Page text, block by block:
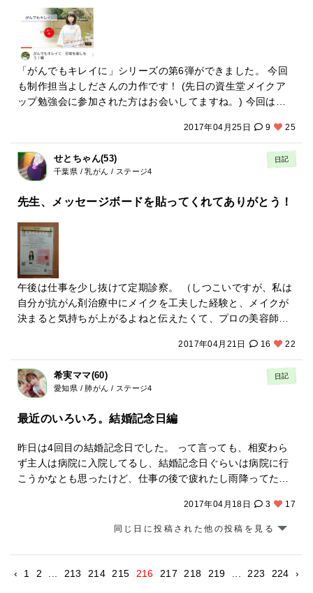
いいたします(^^)
「がんでもキレイに」シリーズの第6弾ができました。 今回
も制作担当よしださんの力作です！ (先日の資生堂メイクア
ップ勉強会に参加された方はお会いしてますね。) 今回は、
のかりんとうさんに、BGMも提供してもらいました。 かりん
ていたとのことで、「そんな方々が観て、元気になれるプロ
ジェクトがあるなら、ぜひに！」とのことでご快諾頂きまし
た。 今回の内容は、こんな感じです。 がんでもオシャレして
お出かけしたり、 がんでも元気に働けるし、 がんでもカフェ
でホッとするランチのひとときを楽しめる。 がんだから動け
ない訳じゃなくて、 治療の時以外はいつもの生活を楽しめ
る。 がんは楽じゃないけど、自分の体の一部で長く付き合っ
ていくもの。 さぁ、日常を楽しもう！ 動画「がんでもキレイ
に」～日常を楽しもう！編～ は、こちらから。 https://yout
u.be/j-c0lkMffDE BGM：かりんとう(アコースティックギタ
ーデュオ)「光」 http://karinto-guitarduo.com/ カメラ&制
http://blogs.makusta.com/ladybird/ 出演：瀬戸川加代(乳
がんステージ4)&娘 ※「がんでもキレイに」は、去年の秋
に、私が呼びかけたプロジェクト。 抗がん剤治療や病気によ
な？」「同じことで悩む仲間に伝えられないかな？」と考え
「メイクやウィッグ選びに、こんな方法があるよ」と提案で
きればいいなと思って、試行錯誤しながら、企画していま
す。 そんな企画に、プロの美容師たちとプロのカメラマンが
スキルを提供して、動画「がんでもキレイに」を制作してい
2017年04月25日 9 25
せとちゃん(53)
千葉県 / 乳がん / ステージ4
日記
先生、メッセージボードを貼ってくれてありがとう！
午後は仕事を少し抜けて定期診察。 （しつこいですが、私は
自分が抗がん剤治療中にメイクを工夫した経験と、メイクが
決まると気持ちが上がるよねと伝えたくて、プロの美容師や
川さん、うちの患者さんたちに向けてメッセージボードを作
ってみない？」と声をかけてくれました。 先生曰く、「患者
さんが瀬戸川さんの活動を知って、少しでも元気になってく
れればいいよね。」とのこと。 私は美的感覚に自信はないけ
ど、何とか私のセンスとスキルを総動員してメッセージボー
ドを作って、先週、先生に渡しに行きました。 で、今日の診
察の時に気がつきました。 私のメッセージボードを中待合室
に貼ってくれてました。 それで、先生にお礼を言うと、先生
は恥ずかしそうに笑ってました。 もうすぐ、新作も出ます。
いま、最終仕上げにかかっています。 もうすぐリリースでき
2017年04月21日 16 22
希実ママ(60)
愛知県 / 肺がん / ステージ4
日記
最近のいろいろ。結婚記念日編
昨日は4回目の結婚記念日でした。 って言っても、相変わら
ず主人は病院に入院してるし、結婚記念日ぐらいは病院に行
こうかなとも思ったけど、仕事の後で疲れたし雨降ってたか
もしてなかったし、結婚する時に「見た目はおじさんだし、
ーーーーーーーーー！！！ 騙されたあああああああああああ
あああああああ！！！ っていうのが今の正直な私の気持ち
2017年04月18日 3 17
同じ日に投稿された他の投稿を見る
‹ 1 2 ... 213 214 215 216 217 218 219 ... 223 224 ›